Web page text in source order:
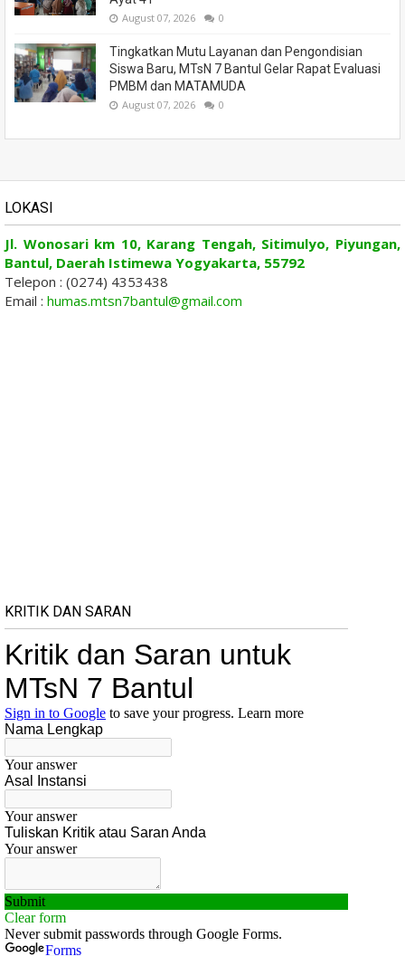
August 07, 2026 0
Tingkatkan Mutu Layanan dan Pengondisian
Siswa Baru, MTsN 7 Bantul Gelar Rapat Evaluasi
PMBM dan MATAMUDA
August 07, 2026 0
LOKASI
Jl. Wonosari km 10, Karang Tengah, Sitimulyo, Piyungan,
Bantul, Daerah Istimewa Yogyakarta, 55792
Telepon : (0274) 4353438
Email : humas.mtsn7bantul@gmail.com
KRITIK DAN SARAN